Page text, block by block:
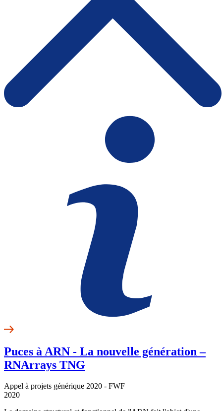
Puces à ARN - La nouvelle génération –
RNArrays TNG
Appel à projets générique 2020 - FWF
2020